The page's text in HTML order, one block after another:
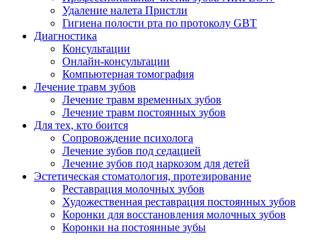
Удаление налета Пристли
Гигиена полости рта по протоколу GBT
Диагностика
Консультации
Онлайн-консультации
Компьютерная томография
Лечение травм зубов
Лечение травм временных зубов
Лечение травм постоянных зубов
Для тех, кто боится
Сопровождение психолога
Лечение зубов под седацией
Лечение зубов под наркозом для детей
Эстетическая стоматология, протезирование
Реставрация молочных зубов
Художественная реставрация постоянных зубов
Коронки для восстановления молочных зубов
Коронки на постоянные зубы